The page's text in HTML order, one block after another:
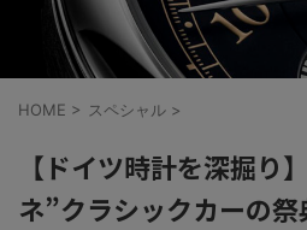
HOME > スペシャル >
【ドイツ時計を深掘り
ネ”クラシックカーの